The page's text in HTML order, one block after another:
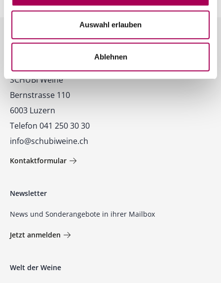
Auswahl erlauben
Ablehnen
Kontakt
SCHUBI Weine
Bernstrasse 110
6003 Luzern
Telefon 041 250 30 30
info@schubiweine.ch
Kontaktformular
Newsletter
News und Sonderangebote in ihrer Mailbox
Jetzt anmelden
Welt der Weine